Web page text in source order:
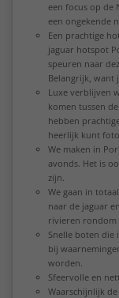
een focus op de
een ongekende
Een prachtige
jaguar hotspot
speuren naar
Belangrijk, want
Luxe verblijven
komen tussen
hebben
heerlijk kunt
We maken in
avonds. Het is
zijn.
We gaan in
naar de jaguar
rivieren rondom
Snelle boten
bij
worden.
Sfeervolle en
Waarschijnlijk